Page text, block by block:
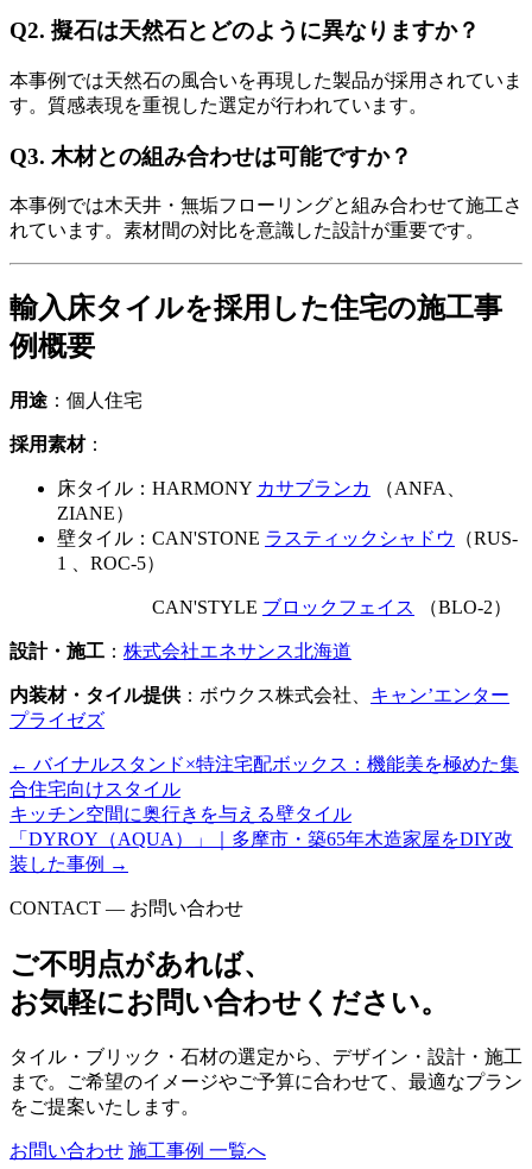
Q2. 擬石は天然石とどのように異なりますか？
本事例では天然石の風合いを再現した製品が採用されていま
す。質感表現を重視した選定が行われています。
Q3. 木材との組み合わせは可能ですか？
本事例では木天井・無垢フローリングと組み合わせて施工さ
れています。素材間の対比を意識した設計が重要です。
輸入床タイルを採用した住宅の施工事
例概要
用途 ：個人住宅
採用素材：
床タイル：HARMONY カサブランカ
（ANFA、
ZIANE）
壁タイル：CAN'STONE ラスティックシャドウ
（RUS-
1 、ROC-5）
CAN'STYLE ブロックフェイス （BLO-2）
設計・施工 ： 株式会社エネサンス北海道
内装材・タイル提供：ボウクス株式会社、 キャン’エンター
プライゼズ
← バイナルスタンド×特注宅配ボックス：機能美を極めた集
合住宅向けスタイル
キッチン空間に奥行きを与える壁タイル
「DYROY（AQUA）」｜多摩市・築65年木造家屋をDIY改
装した事例 →
CONTACT — お問い合わせ
ご不明点があれば、
お気軽にお問い合わせください。
タイル・ブリック・石材の選定から、デザイン・設計・施工
まで。ご希望のイメージやご予算に合わせて、最適なプラン
をご提案いたします。
お問い合わせ 施工事例 一覧へ